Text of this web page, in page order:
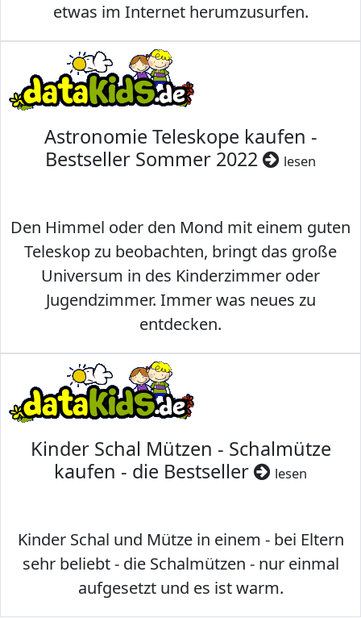
etwas im Internet herumzusurfen.
Astronomie Teleskope kaufen -
Bestseller Sommer 2022
lesen
Den Himmel oder den Mond mit einem guten
Teleskop zu beobachten, bringt das große
Universum in des Kinderzimmer oder
Jugendzimmer. Immer was neues zu
entdecken.
Kinder Schal Mützen - Schalmütze
kaufen - die Bestseller
lesen
Kinder Schal und Mütze in einem - bei Eltern
sehr beliebt - die Schalmützen - nur einmal
aufgesetzt und es ist warm.